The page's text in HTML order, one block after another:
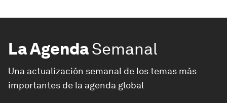
La AgendaSemanal
Una actualización semanal de los temas más
importantes de la agenda global